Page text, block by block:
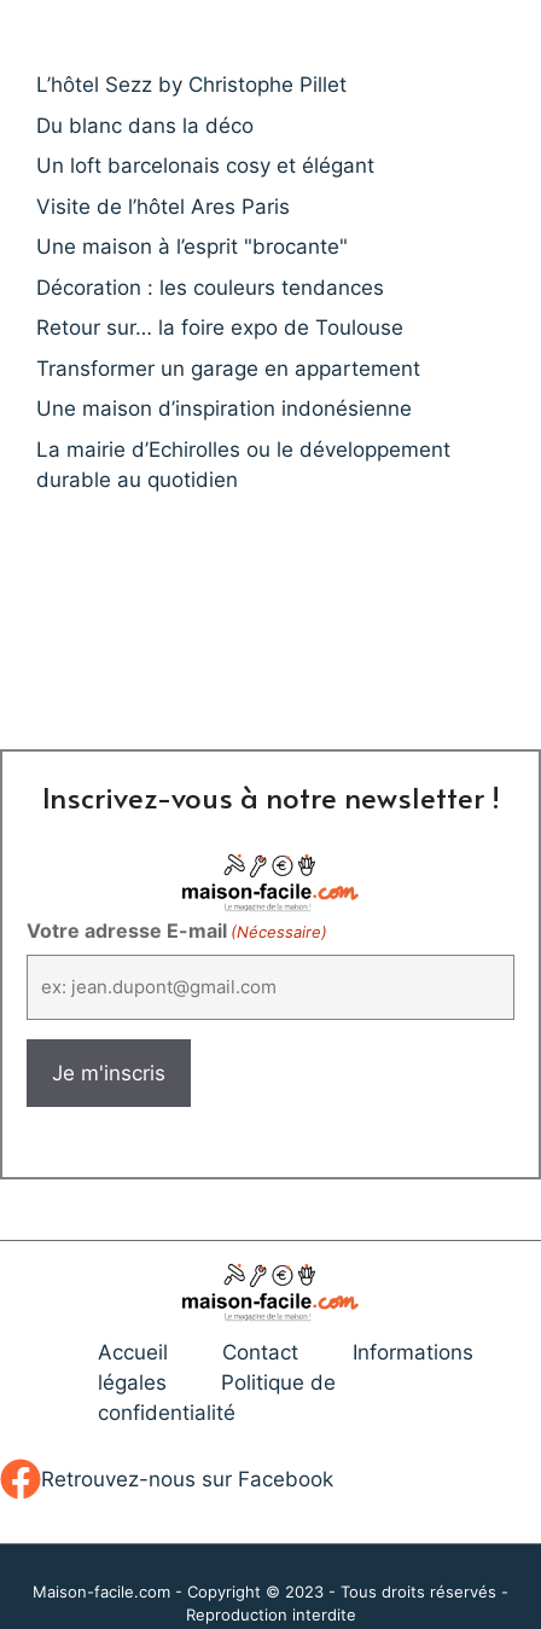
L’hôtel Sezz by Christophe Pillet
Du blanc dans la déco
Un loft barcelonais cosy et élégant
Visite de l’hôtel Ares Paris
Une maison à l’esprit "brocante"
Décoration : les couleurs tendances
Retour sur… la foire expo de Toulouse
Transformer un garage en appartement
Une maison d’inspiration indonésienne
La mairie d’Echirolles ou le développement
durable au quotidien
Inscrivez-vous à notre newsletter !
Votre adresse E-mail (Nécessaire)
Accueil Contact
Informations
légales
Politique de
confidentialité
Retrouvez-nous sur Facebook
Maison-facile.com - Copyright © 2023 - Tous droits réservés -
Reproduction interdite